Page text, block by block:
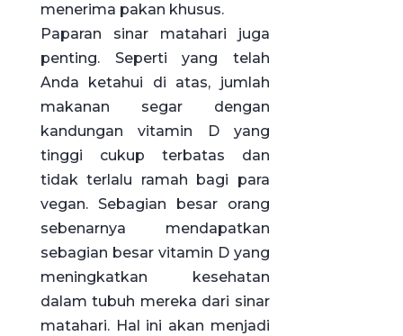
menerima pakan khusus.
Paparan sinar matahari juga
penting. Seperti yang telah
Anda ketahui di atas, jumlah
makanan segar dengan
kandungan vitamin D yang
tinggi cukup terbatas dan
tidak terlalu ramah bagi para
vegan. Sebagian besar orang
sebenarnya mendapatkan
sebagian besar vitamin D yang
meningkatkan kesehatan
dalam tubuh mereka dari sinar
matahari. Hal ini akan menjadi